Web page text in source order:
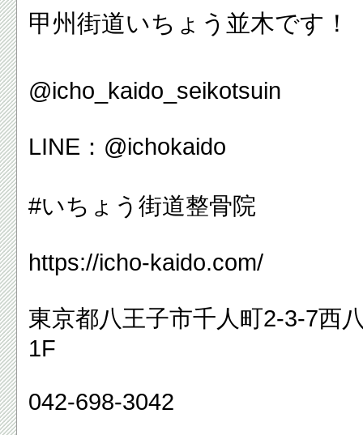
甲州街道いちょう並木です！
@icho_kaido_seikotsuin
LINE ： @ichokaido
#いちょう街道整骨院
https://icho-kaido.com/
東京都八王子市千人町2-3-7西
1F
042-698-3042